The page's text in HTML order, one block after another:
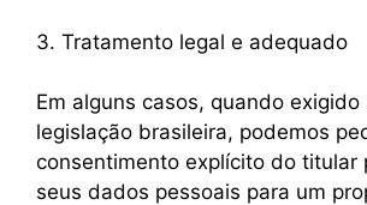
3. Tratamento legal e adequado
Em alguns casos, quando exigido
legislação brasileira, podemos
consentimento explícito do titular
seus dados pessoais para um